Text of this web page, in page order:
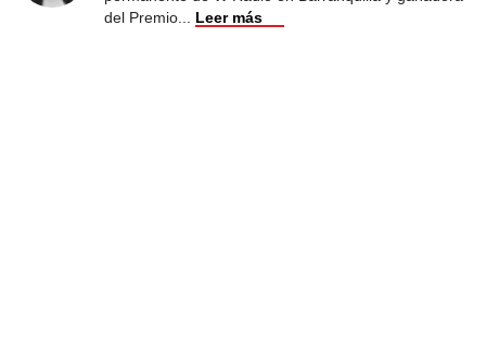
del Premio
Leer más